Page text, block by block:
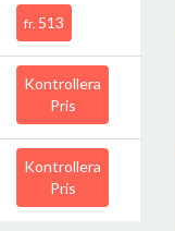
fr. 513
Kontrollera
Pris
Kontrollera
Pris